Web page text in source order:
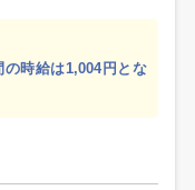
時給は1,004円とな